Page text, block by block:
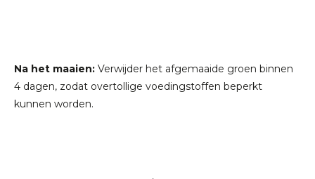
Na het maaien: Verwijder het afgemaaide groen binnen
4 dagen, zodat overtollige voedingstoffen beperkt
kunnen worden.